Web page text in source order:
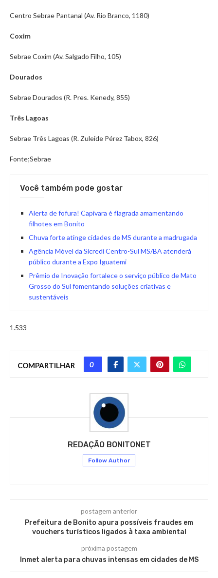
Centro Sebrae Pantanal (Av. Rio Branco, 1180)
Coxim
Sebrae Coxim (Av. Salgado Filho, 105)
Dourados
Sebrae Dourados (R. Pres. Kenedy, 855)
Três Lagoas
Sebrae Três Lagoas (R. Zuleide Pérez Tabox, 826)
Fonte;Sebrae
Você também pode gostar
Alerta de fofura! Capivara é flagrada amamentando
filhotes em Bonito
Chuva forte atinge cidades de MS durante a madrugada
Agência Móvel da Sicredi Centro-Sul MS/BA atenderá
público durante a Expo Iguatemi
Prêmio de Inovação fortalece o serviço público de Mato
Grosso do Sul fomentando soluções criativas e
sustentáveis
1.533
COMPARTILHAR 0
REDAÇÃO BONITONET
Follow Author
postagem anterior
Prefeitura de Bonito apura possíveis fraudes em
vouchers turísticos ligados à taxa ambiental
próxima postagem
Inmet alerta para chuvas intensas em cidades de MS